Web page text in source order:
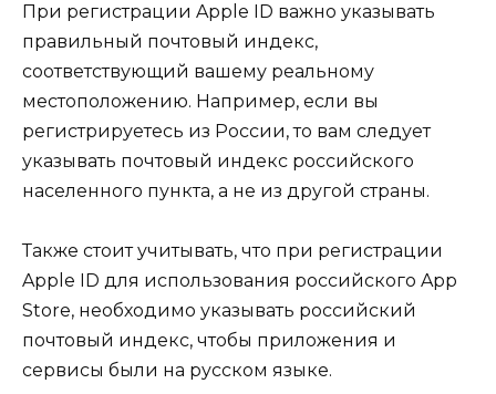
При регистрации Apple ID важно указывать
правильный почтовый индекс,
соответствующий вашему реальному
местоположению. Например, если вы
регистрируетесь из России, то вам следует
указывать почтовый индекс российского
населенного пункта, а не из другой страны.
Также стоит учитывать, что при регистрации
Apple ID для использования российского App
Store, необходимо указывать российский
почтовый индекс, чтобы приложения и
сервисы были на русском языке.